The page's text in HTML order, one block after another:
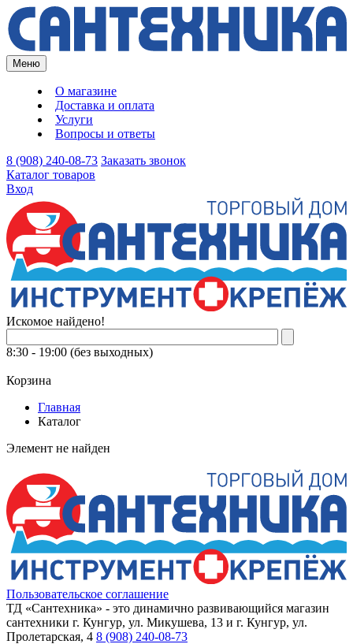
Меню
О магазине
Доставка и оплата
Услуги
Вопросы и ответы
8 (908) 240-08-73 Заказать звонок
Каталог товаров
Вход
Искомое найдено!
8:30 - 19:00 (без выходных)
Корзина
Главная
Каталог
Элемент не найден
Пользовательское соглашение
ТД «Сантехника» - это динамично развивающийся магазин
сантехники г. Кунгур, ул. Микушева, 13 и г. Кунгур, ул.
Пролетарская, 4 8 (908) 240-08-73